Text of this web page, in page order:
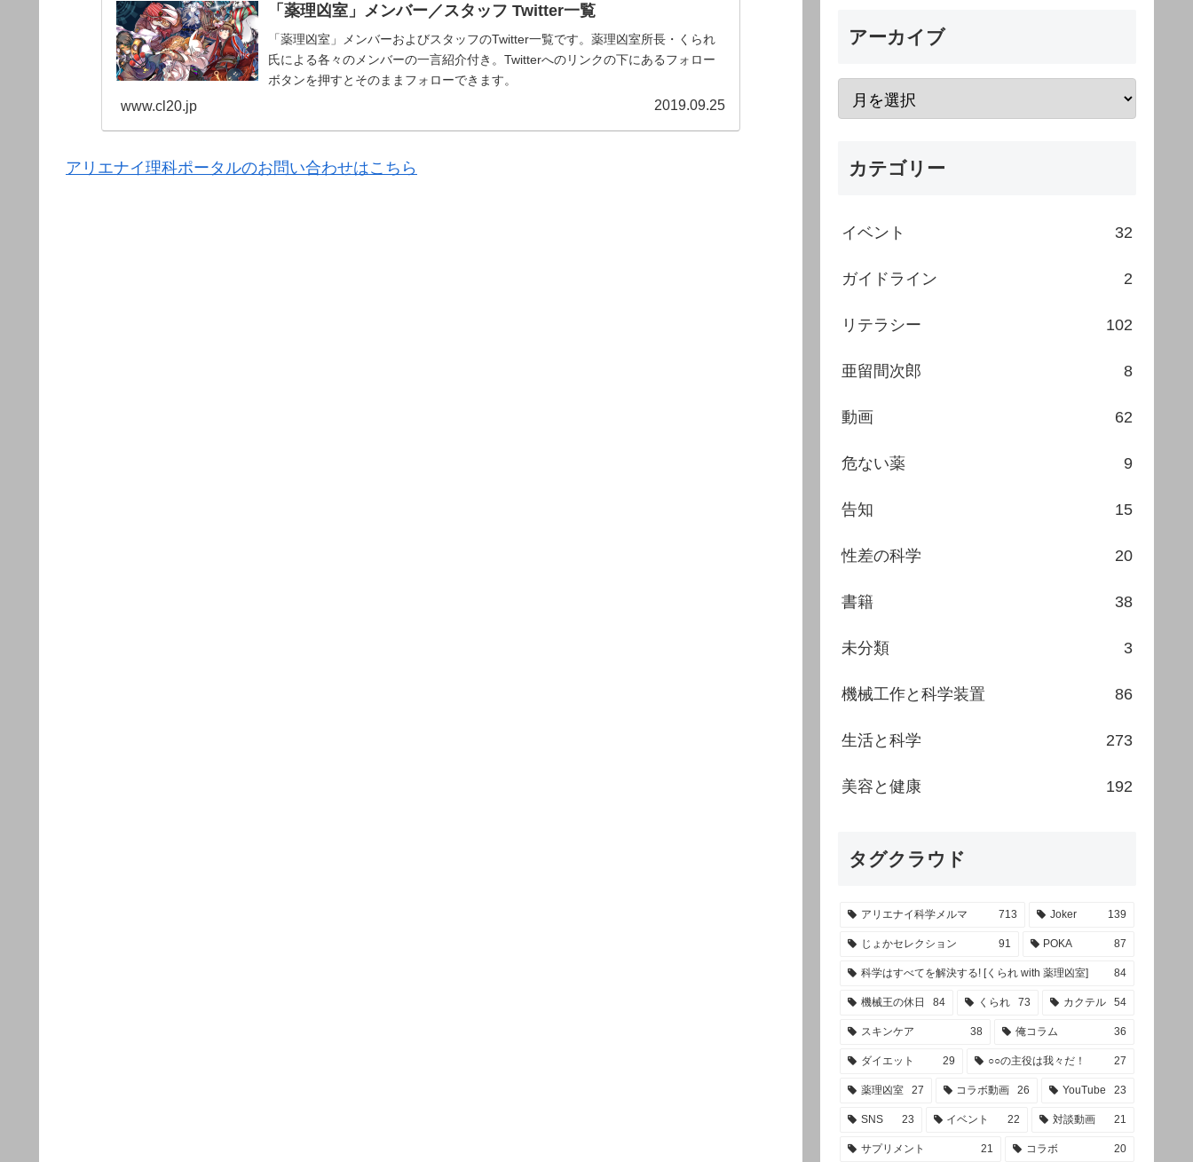
「薬理凶室」メンバー／スタッフ Twitter一覧
「薬理凶室」メンバーおよびスタッフのTwitter一覧です。薬理凶室所長・くられ
氏による各々のメンバーの一言紹介付き。Twitterへのリンクの下にあるフォロー
ボタンを押すとそのままフォローできます。
www.cl20.jp 2019.09.25
アリエナイ理科ポータルのお問い合わせはこちら
アーカイブ
カテゴリー
イベント 32
ガイドライン 2
リテラシー 102
亜留間次郎 8
動画 62
危ない薬 9
告知 15
性差の科学 20
書籍 38
未分類 3
機械工作と科学装置 86
生活と科学 273
美容と健康 192
タグクラウド
アリエナイ科学メルマ 713 Joker 139
じょかセレクション 91 POKA 87
科学はすべてを解決する! [くられ with 薬理凶室] 84
機械王の休日 84 くられ 73 カクテル 54
スキンケア 38 俺コラム 36
ダイエット 29 ○○の主役は我々だ！ 27
薬理凶室 27 コラボ動画 26 YouTube 23
SNS 23 イベント 22 対談動画 21
サプリメント 21 コラボ 20